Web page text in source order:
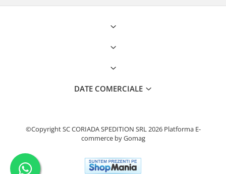
DATE COMERCIALE
©Copyright SC CORIADA SPEDITION SRL 2026 Platforma E-
commerce by Gomag